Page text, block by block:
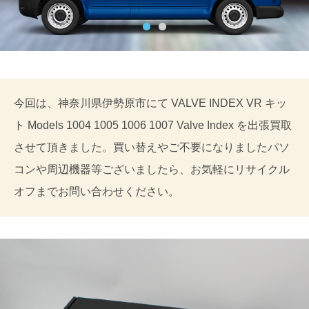
今回は、神奈川県伊勢原市にて VALVE INDEX VR キッ
ト Models 1004 1005 1006 1007 Valve Index を出張買取
させて頂きました。買い替えやご不要になりましたパソ
コンや周辺機器等ございましたら、お気軽にリサイクル
オフまでお問い合わせください。